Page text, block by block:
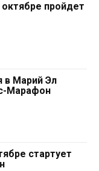
пройдет
в Марий Эл
Марафон
стартует